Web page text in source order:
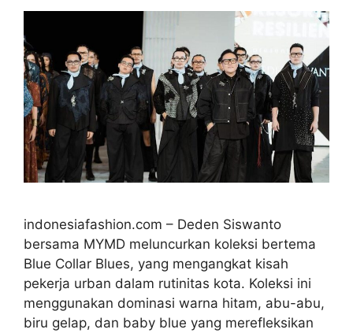
indonesiafashion.com – Deden Siswanto
bersama MYMD meluncurkan koleksi bertema
Blue Collar Blues, yang mengangkat kisah
pekerja urban dalam rutinitas kota. Koleksi ini
menggunakan dominasi warna hitam, abu-abu,
biru gelap, dan baby blue yang merefleksikan